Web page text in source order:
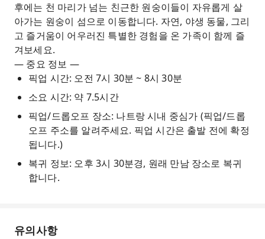
후에는 천 마리가 넘는 친근한 원숭이들이 자유롭게 살
아가는 원숭이 섬으로 이동합니다. 자연, 야생 동물, 그리
고 즐거움이 어우러진 특별한 경험을 온 가족이 함께 즐
겨보세요.
— 중요 정보 —
픽업 시간: 오전 7시 30분 ~ 8시 30분
소요 시간: 약 7.5시간
픽업/드롭오프 장소: 나트랑 시내 중심가 (픽업/드롭
오프 주소를 알려주세요. 픽업 시간은 출발 전에 확정
됩니다.)
복귀 정보: 오후 3시 30분경, 원래 만남 장소로 복귀
합니다.
유의사항